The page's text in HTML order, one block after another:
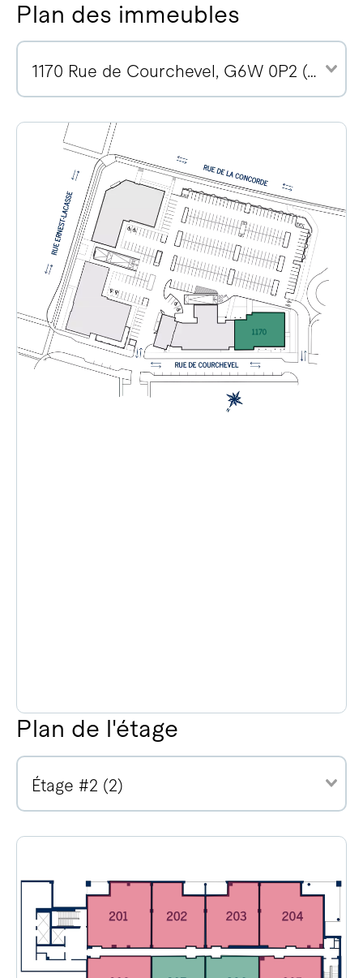
Plan des immeubles
1170 Rue de Courchevel, G6W 0P2 (14)
Plan de l'étage
Étage #2 (2)